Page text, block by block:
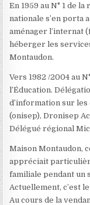
En 1959 au N° 1 de
nationale s’en porta
aménager l’internat
héberger les
Montaudon.
Vers 1982 /2004 au
l’Éducation.
d’information sur
(onisep), Dronisep
Délégué régional
Maison Montaudon,
appréciait
familiale pendant un
Actuellement, c’est
Au cours de la